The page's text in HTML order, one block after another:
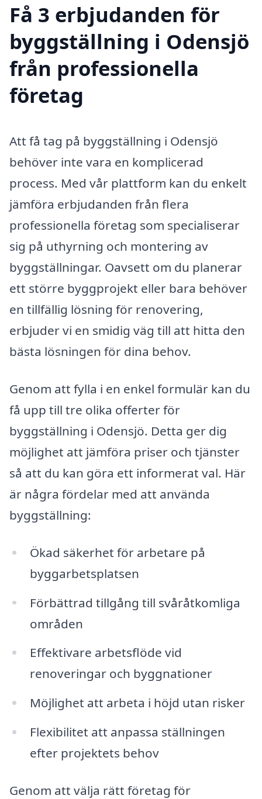
Få 3 erbjudanden för
byggställning i Odensjö
från professionella
företag
Att få tag på byggställning i Odensjö
behöver inte vara en komplicerad
process. Med vår plattform kan du enkelt
jämföra erbjudanden från flera
professionella företag som specialiserar
sig på uthyrning och montering av
byggställningar. Oavsett om du planerar
ett större byggprojekt eller bara behöver
en tillfällig lösning för renovering,
erbjuder vi en smidig väg till att hitta den
bästa lösningen för dina behov.
Genom att fylla i en enkel formulär kan du
få upp till tre olika offerter för
byggställning i Odensjö. Detta ger dig
möjlighet att jämföra priser och tjänster
så att du kan göra ett informerat val. Här
är några fördelar med att använda
byggställning:
Ökad säkerhet för arbetare på
byggarbetsplatsen
Förbättrad tillgång till svåråtkomliga
områden
Effektivare arbetsflöde vid
renoveringar och byggnationer
Möjlighet att arbeta i höjd utan risker
Flexibilitet att anpassa ställningen
efter projektets behov
Genom att välja rätt företag för